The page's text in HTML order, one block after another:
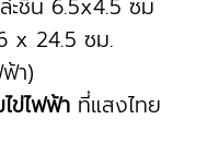
ชิ้น 6.5x4.5 ซม
x 24.5 ซม.
า)
ข่ไฟฟ้า ที่แสงไทย